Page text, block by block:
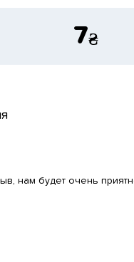
7
нам будет очень